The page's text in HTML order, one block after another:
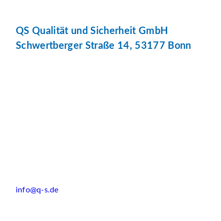
QS Qualität und Sicherheit GmbH
Schwertberger Straße 14, 53177 Bonn
info@q-s.de